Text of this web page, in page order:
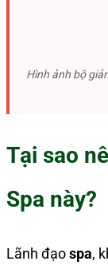
Hình ảnh bộ
Tại sao
Spa này?
Lãnh đạospa,